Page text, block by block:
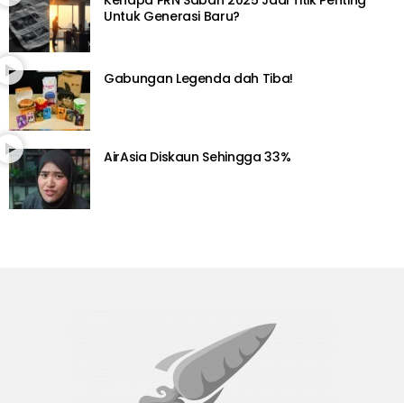
Untuk Generasi Baru?
Gabungan Legenda dah Tiba!
AirAsia Diskaun Sehingga 33%